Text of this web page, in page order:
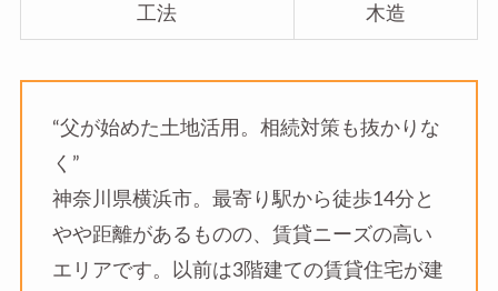
工法 木造
“父が始めた土地活用。相続対策も抜かりな
く”
神奈川県横浜市。最寄り駅から徒歩14分と
やや距離があるものの、賃貸ニーズの高い
エリアです。以前は3階建ての賃貸住宅が建